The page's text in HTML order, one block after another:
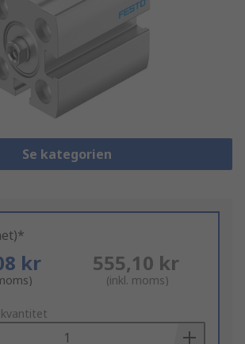
Se kategorien
kr 555,10 kr
(inkl. moms)